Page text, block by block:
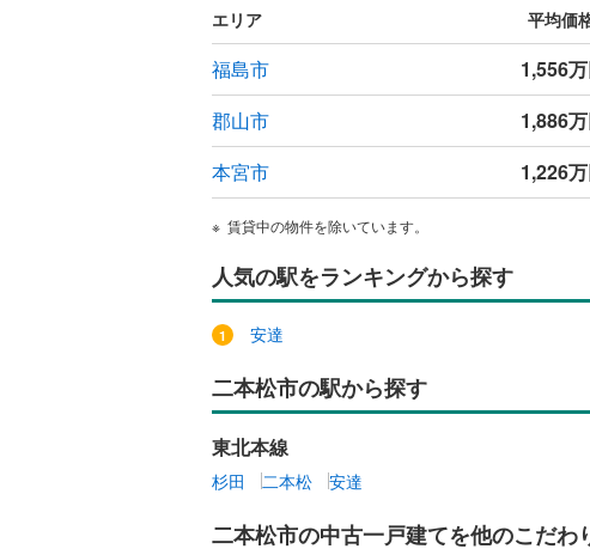
エリア 平均価
福島市 1,556
郡山市 1,886
本宮市 1,226
賃貸中の物件を除いています。
人気の駅をランキングから探す
安達
二本松市の駅から探す
東北本線
杉田 二本松 安達
二本松市の中古一戸建てを他のこだわ